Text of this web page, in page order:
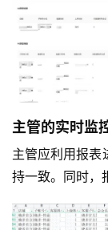
主管的实时监
主管应利用报表
持一致。同时，